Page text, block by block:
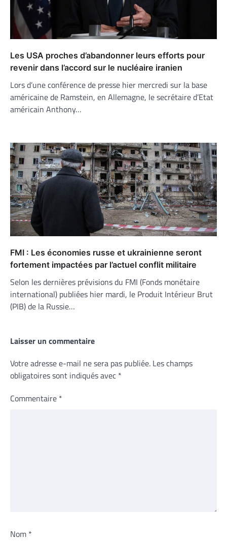
Les USA proches d’abandonner leurs efforts pour
revenir dans l’accord sur le nucléaire iranien
Lors d’une conférence de presse hier mercredi sur la base
américaine de Ramstein, en Allemagne, le secrétaire d’Etat
américain Anthony…
FMI : Les économies russe et ukrainienne seront
fortement impactées par l’actuel conflit militaire
Selon les dernières prévisions du FMI (Fonds monétaire
international) publiées hier mardi, le Produit Intérieur Brut
(PIB) de la Russie…
Laisser un commentaire
Votre adresse e-mail ne sera pas publiée. Les champs
obligatoires sont indiqués avec *
Commentaire *
Nom *